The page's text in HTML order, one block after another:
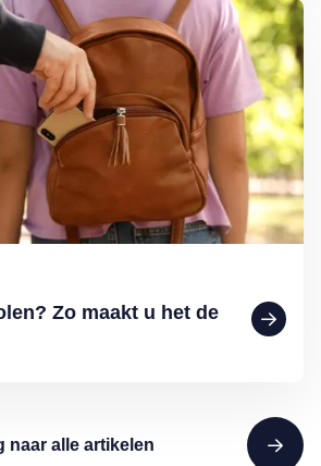
Zo maakt u het de
gestolen? Zo maakt u het de dieven lastig!
naar alle artikelen